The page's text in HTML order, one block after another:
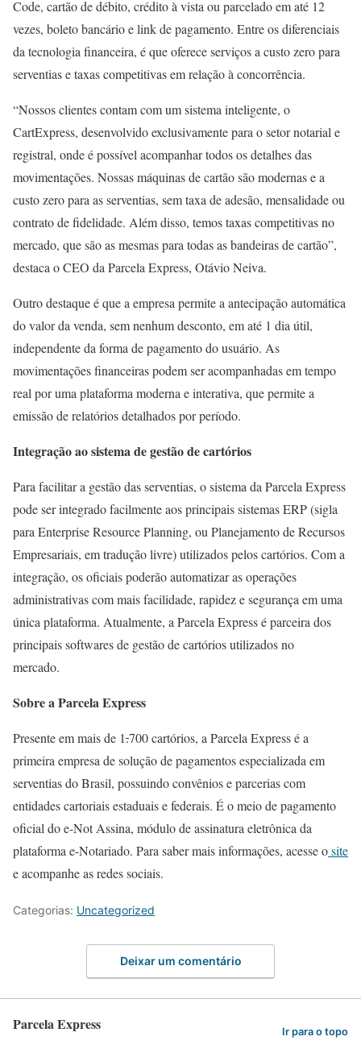
Code, cartão de débito, crédito à vista ou parcelado em até 12
vezes, boleto bancário e link de pagamento. Entre os diferenciais
da tecnologia financeira, é que oferece serviços a custo zero para
serventias e taxas competitivas em relação à concorrência.
“Nossos clientes contam com um sistema inteligente, o
CartExpress, desenvolvido exclusivamente para o setor notarial e
registral, onde é possível acompanhar todos os detalhes das
movimentações. Nossas máquinas de cartão são modernas e a
custo zero para as serventias, sem taxa de adesão, mensalidade ou
contrato de fidelidade. Além disso, temos taxas competitivas no
mercado, que são as mesmas para todas as bandeiras de cartão”,
destaca o CEO da Parcela Express, Otávio Neiva.
Outro destaque é que a empresa permite a antecipação automática
do valor da venda, sem nenhum desconto, em até 1 dia útil,
independente da forma de pagamento do usuário. As
movimentações financeiras podem ser acompanhadas em tempo
real por uma plataforma moderna e interativa, que permite a
emissão de relatórios detalhados por período.
Integração ao sistema de gestão de cartórios
Para facilitar a gestão das serventias, o sistema da Parcela Express
pode ser integrado facilmente aos principais sistemas ERP (sigla
para Enterprise Resource Planning, ou Planejamento de Recursos
Empresariais, em tradução livre) utilizados pelos cartórios. Com a
integração, os oficiais poderão automatizar as operações
administrativas com mais facilidade, rapidez e segurança em uma
única plataforma. Atualmente, a Parcela Express é parceira dos
principais softwares de gestão de cartórios utilizados no
mercado.
Sobre a Parcela Express
Presente em mais de 1.700 cartórios, a Parcela Express é a
primeira empresa de solução de pagamentos especializada em
serventias do Brasil, possuindo convênios e parcerias com
entidades cartoriais estaduais e federais. É o meio de pagamento
oficial do e-Not Assina, módulo de assinatura eletrônica da
plataforma e-Notariado. Para saber mais informações, acesse osite
e acompanhe as redes sociais.
Categorias: Uncategorized
Deixar um comentário
Parcela Express Ir para o topo